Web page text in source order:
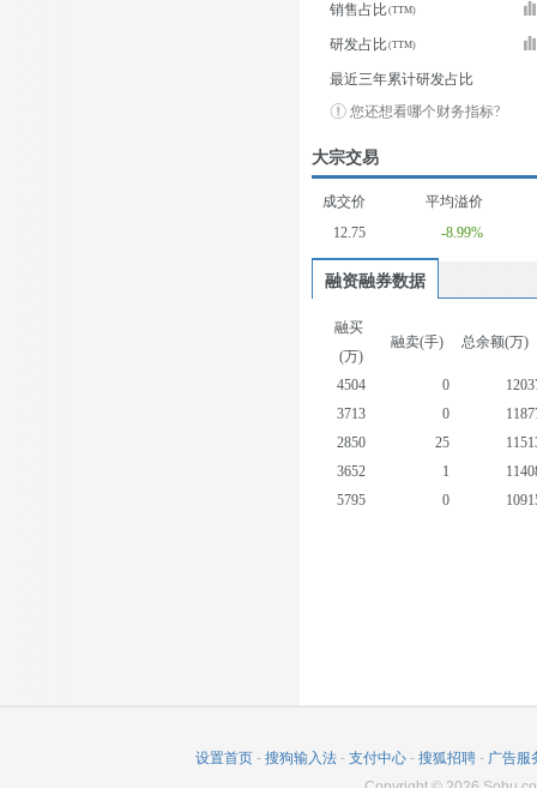
销售占比
研发占比
最近三年累计研发占比
您还想看哪个财务指标?
大宗交易
成交价
平均溢价
12.75
-8.99%
融资融券数据
融买
(万)
融卖(手) 总余额(万)
4504 0
3713
0
2850
25
3652
1
5795
0
设置首页 - 搜狗输入法 - 支付中心 - 搜狐招聘 - 广告服